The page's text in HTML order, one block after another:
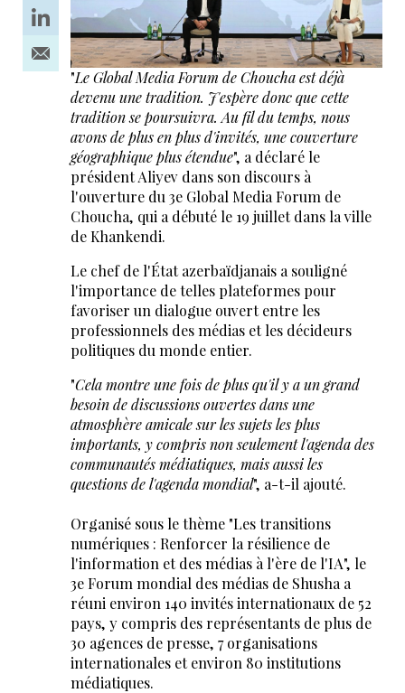
"Le Global Media Forum de Choucha est déjà
devenu une tradition. J'espère donc que cette
tradition se poursuivra. Au fil du temps, nous
avons de plus en plus d'invités, une couverture
géographique plus étendue", a déclaré le
président Aliyev dans son discours à
l'ouverture du 3e Global Media Forum de
Choucha, qui a débuté le 19 juillet dans la ville
de Khankendi.
Le chef de l'État azerbaïdjanais a souligné
l'importance de telles plateformes pour
favoriser un dialogue ouvert entre les
professionnels des médias et les décideurs
politiques du monde entier.
"Cela montre une fois de plus qu'il y a un grand
besoin de discussions ouvertes dans une
atmosphère amicale sur les sujets les plus
importants, y compris non seulement l'agenda des
communautés médiatiques, mais aussi les
questions de l'agenda mondial", a-t-il ajouté.
Organisé sous le thème "Les transitions
numériques : Renforcer la résilience de
l'information et des médias à l'ère de l'IA", le
3e Forum mondial des médias de Shusha a
réuni environ 140 invités internationaux de 52
pays, y compris des représentants de plus de
30 agences de presse, 7 organisations
internationales et environ 80 institutions
médiatiques.